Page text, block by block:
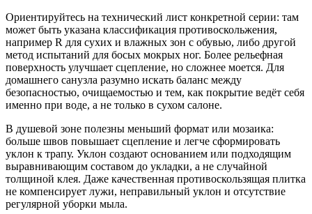
Ориентируйтесь на технический лист конкретной серии: там
может быть указана классификация противоскольжения,
например R для сухих и влажных зон с обувью, либо другой
метод испытаний для босых мокрых ног. Более рельефная
поверхность улучшает сцепление, но сложнее моется. Для
домашнего санузла разумно искать баланс между
безопасностью, очищаемостью и тем, как покрытие ведёт себя
именно при воде, а не только в сухом салоне.
В душевой зоне полезны меньший формат или мозаика:
больше швов повышает сцепление и легче сформировать
уклон к трапу. Уклон создают основанием или подходящим
выравнивающим составом до укладки, а не случайной
толщиной клея. Даже качественная противоскользящая плитка
не компенсирует лужи, неправильный уклон и отсутствие
регулярной уборки мыла.